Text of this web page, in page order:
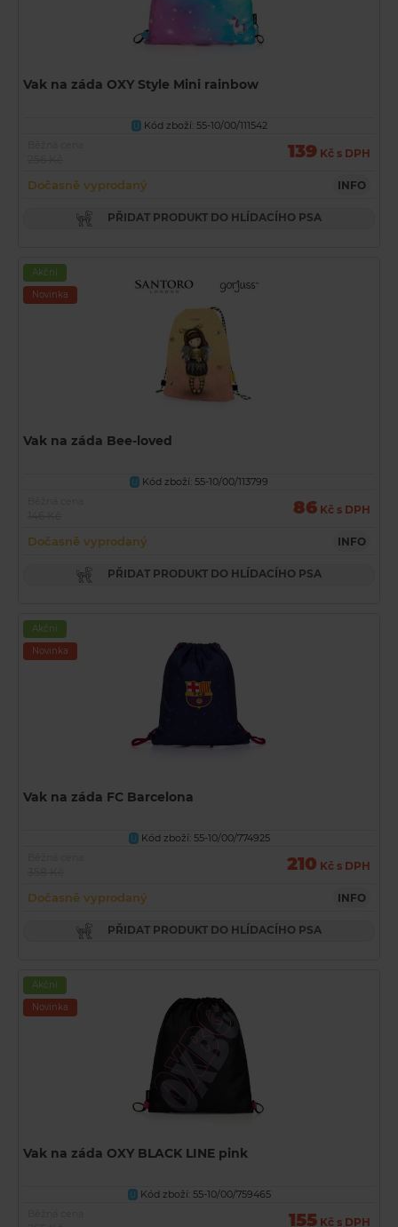
Vak na záda OXY Style Mini rainbow
U Kód zboží: 55-10/00/111542
139 Kč s DPH
Dočasně vyprodaný INFO
PŘIDAT PRODUKT DO HLÍDACÍHO PSA
Akční
Novinka
Vak na záda Bee-loved
U
Kód zboží: 55-10/00/113799
86 Kč s DPH
Dočasně vyprodaný INFO
PŘIDAT PRODUKT DO HLÍDACÍHO PSA
Akční
Novinka
Vak na záda FC Barcelona
U Kód zboží: 55-10/00/774925
210 Kč s DPH
Dočasně vyprodaný INFO
PŘIDAT PRODUKT DO HLÍDACÍHO PSA
Akční
Novinka
Vak na záda OXY BLACK LINE pink
U Kód zboží: 55-10/00/759465
155 Kč s DPH